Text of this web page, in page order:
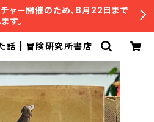
ャー開催のため、8月22日まで
す。
話 | 冒険研究所書店